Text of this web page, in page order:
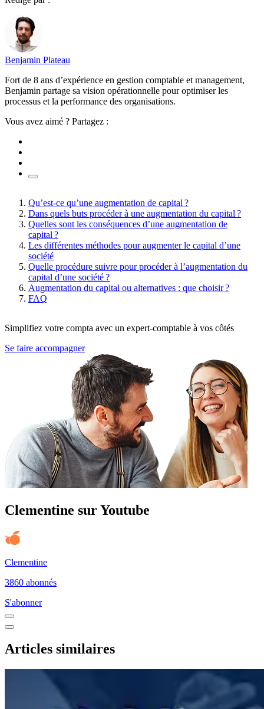
Benjamin Plateau
Fort de 8 ans d’expérience en gestion comptable et management,
Benjamin partage sa vision opérationnelle pour optimiser les
processus et la performance des organisations.
Vous avez aimé ? Partagez :
Qu’est-ce qu’une augmentation de capital ?
Dans quels buts procéder à une augmentation du capital ?
Quelles sont les conséquences d’une augmentation de
capital ?
Les différentes méthodes pour augmenter le capital d’une
société
Quelle procédure suivre pour procéder à l’augmentation du
capital d’une société ?
Augmentation du capital ou alternatives : que choisir ?
FAQ
Simplifiez votre compta avec un expert-comptable à vos côtés
Se faire accompagner
Clementine sur Youtube
Clementine
3860 abonnés
S'abonner
Articles similaires